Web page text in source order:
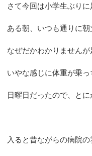
さて今回は小学生ぶりに
ある朝、いつも通りに
なぜだかわかりません
いやな感じに体重が乗
日曜日だったので、と
入ると昔ながらの病院の